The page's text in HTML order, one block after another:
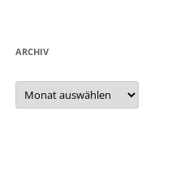
ARCHIV
Archiv